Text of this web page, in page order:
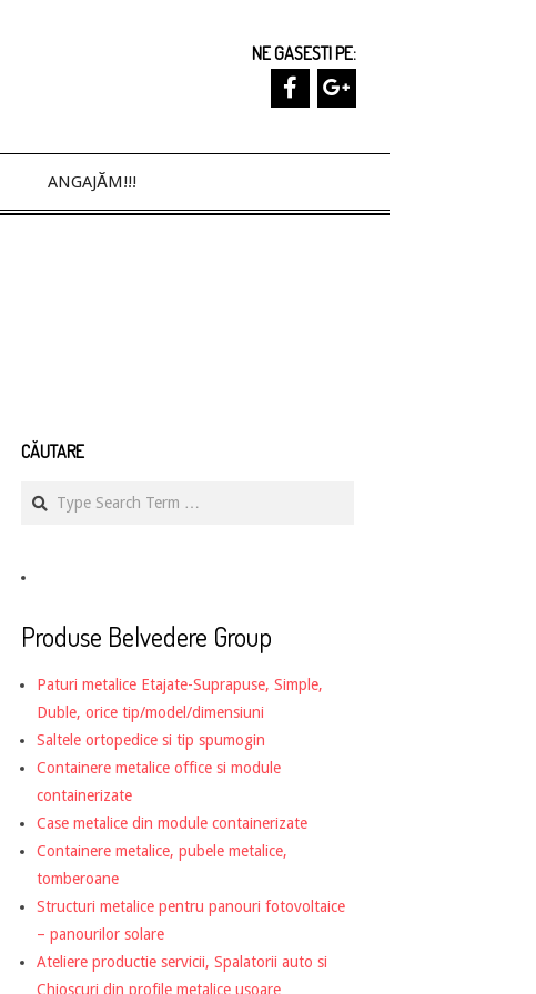
NE GASESTI PE:
ANGAJĂM!!!
CĂUTARE
Produse Belvedere Group
Paturi metalice Etajate-Suprapuse, Simple,
Duble, orice tip/model/dimensiuni
Saltele ortopedice si tip spumogin
Containere metalice office si module
containerizate
Case metalice din module containerizate
Containere metalice, pubele metalice,
tomberoane
Structuri metalice pentru panouri fotovoltaice
– panourilor solare
Ateliere productie servicii, Spalatorii auto si
Chioscuri din profile metalice usoare